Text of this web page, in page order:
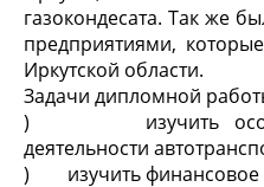
газокондесата. Так же
предприятиями,
Иркутской области.
Задачи дипломной
) изучить
деятельности
) изучить финансовое